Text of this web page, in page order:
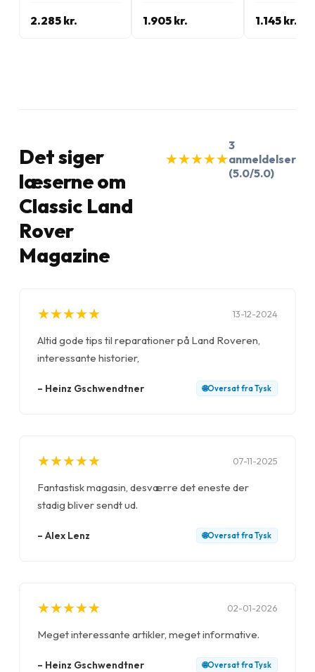
2.285 kr. 1.905 kr. 1.145 kr.
Det siger
læserne om
Classic Land
Rover
Magazine
★
★★
★★
★★
★★
★
3
anmeldelser
(5.0/5.0)
★
★★
★★
★★
★★
★ 13-12-2024
Altid gode tips til reparationer på Land Roveren,
interessante historier,
– Heinz Gschwendtner 🌐Oversat fraTysk
★
★★
★★
★★
★★
★ 07-11-2025
Fantastisk magasin, desværre det eneste der
stadig bliver sendt ud.
– Alex Lenz 🌐Oversat fraTysk
★
★★
★★
★★
★★
★ 02-01-2026
Meget interessante artikler, meget informative.
– Heinz Gschwendtner 🌐Oversat fraTysk